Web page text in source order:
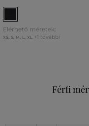
Elérhető méretek:
XS S M L XL +1 további
Férfi